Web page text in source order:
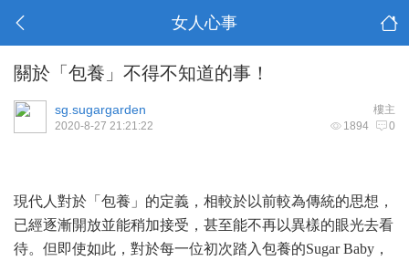
女人心事
關於「包養」不得不知道的事！
樓主
sg.sugargarden
1894 0
2020-8-27 21:21:22
現代人對於「 包養 」的定義，相較於以前較為傳統的思想，
已經逐漸開放並能稍加接受，甚至能不再以異樣的眼光去看
待。但即使如此，對於每一位初次踏入包養的Sugar Baby，